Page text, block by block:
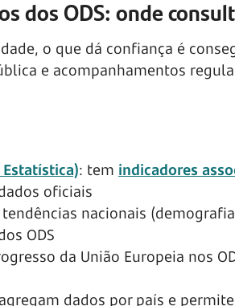
dos ODS: onde
o que dá confiança é
e acompanhamentos
: tem indicadores
oficiais
nacionais
ODS
da União Europeia nos
dados por país e